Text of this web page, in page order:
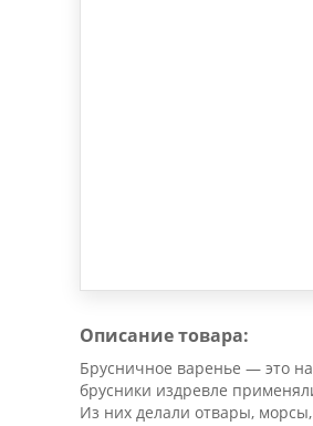
Описание товара:
Брусничное варенье — это
брусники издревле
Из них делали отвары,